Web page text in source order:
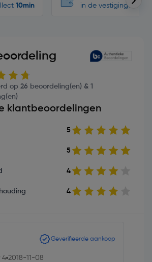
10min
in de vestigingen
op 26 beoordeling(en) & 1
klantbeoordelingen
5
5
4
4
Geverifieerde aankoop
4 2018-11-08